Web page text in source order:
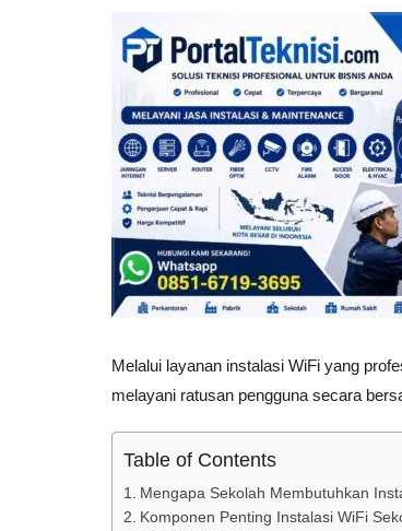
Melalui layanan instalasi WiFi yang
melayani ratusan pengguna secara
Table of Contents
Mengapa Sekolah Membutuhkan
Komponen Penting Instalasi WiFi